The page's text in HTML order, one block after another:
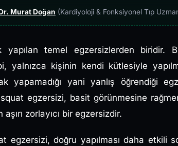
Murat Doğan (Kardiyoloji & Fonksiyonel Tıp
temel egzersizlerden biridir.
yalnızca kişinin kendi kütlesiyle
yapamadığı yani yanlış öğrendiği
squat egzersizi, basit görünmesine
aşırı zorlayıcı bir egzersizdir.
egzersizi, doğru yapılması daha etkili